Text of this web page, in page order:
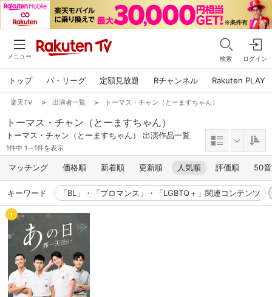
メニュー 検索 ログイン
トップ パ・リーグ 定額見放題 Rチャンネル Rakuten PLAY
楽天TV > 出演者一覧 > トーマス・チャン（とーますちゃん）
トーマス・チャン（とーますちゃん）
トーマス・チャン（とーますちゃん） 出演作品一覧
1件中 1～1件を表示
マッチング 価格順 新着順 更新順 人気順 評価順 50
キーワード 「BL」・「ブロマンス」・「LGBTQ＋」関連コンテンツ
1